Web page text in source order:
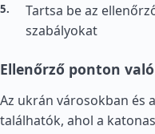
Tartsa be az
szabályokat
Ellenőrző ponton
Az ukrán városokban és
találhatók, ahol a